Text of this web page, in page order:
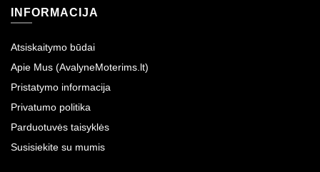
INFORMACIJA
Atsiskaitymo būdai
Apie Mus (AvalyneMoterims.lt)
Pristatymo informacija
Privatumo politika
Parduotuvės taisyklės
Susisiekite su mumis